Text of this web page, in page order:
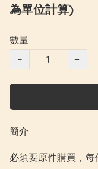
為單位計算)
數量
−
+
簡介
必須要原件購買，